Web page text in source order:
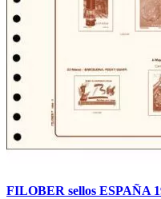
FILOBER sellos ESPAÑA